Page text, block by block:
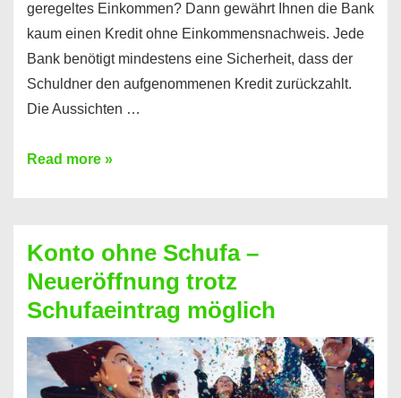
geregeltes Einkommen? Dann gewährt Ihnen die Bank
kaum einen Kredit ohne Einkommensnachweis. Jede
Bank benötigt mindestens eine Sicherheit, dass der
Schuldner den aufgenommenen Kredit zurückzahlt.
Die Aussichten …
Mit
Sie
einen
Kredit
ohne
Einkommensnachweis
Read more »
Konto ohne Schufa –
Neueröffnung trotz
Schufaeintrag möglich